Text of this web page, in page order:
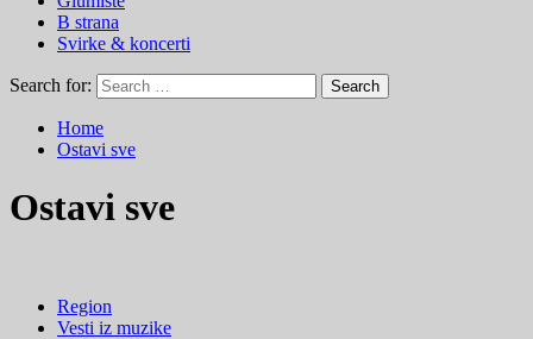
B strana
Svirke & koncerti
Search for:
Home
Ostavi sve
Ostavi sve
Region
Vesti iz muzike